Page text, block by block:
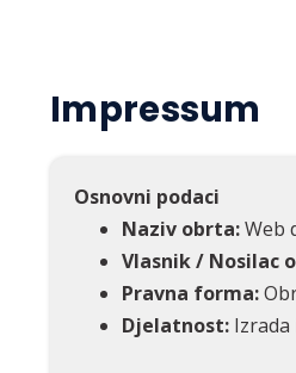
Impressum
Osnovni podaci
Naziv obrta:Web
Vlasnik / Nosilac
Pravna forma:
Djelatnost: Izrada